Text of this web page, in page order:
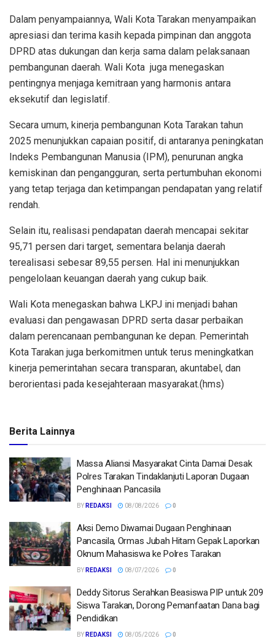
Dalam penyampaiannya, Wali Kota Tarakan menyampaikan
apresiasi dan terima kasih kepada pimpinan dan anggota
DPRD atas dukungan dan kerja sama dalam pelaksanaan
pembangunan daerah. Wali Kota juga menegaskan
pentingnya menjaga kemitraan yang harmonis antara
eksekutif dan legislatif.
Secara umum, kinerja pembangunan Kota Tarakan tahun
2025 menunjukkan capaian positif, di antaranya peningkatan
Indeks Pembangunan Manusia (IPM), penurunan angka
kemiskinan dan pengangguran, serta pertumbuhan ekonomi
yang tetap terjaga dan ketimpangan pendapatan yang relatif
rendah.
Selain itu, realisasi pendapatan daerah mencapai sekitar
95,71 persen dari target, sementara belanja daerah
terealisasi sebesar 89,55 persen. Hal ini menunjukkan
pengelolaan keuangan daerah yang cukup baik.
Wali Kota menegaskan bahwa LKPJ ini menjadi bahan
evaluasi dan pengawasan DPRD serta dasar perbaikan
dalam perencanaan pembangunan ke depan. Pemerintah
Kota Tarakan juga berkomitmen untuk terus meningkatkan
kinerja pemerintahan secara transparan, akuntabel, dan
berorientasi pada kesejahteraan masyarakat.(hms)
Berita Lainnya
Massa Aliansi Masyarakat Cinta Damai Desak
Polres Tarakan Tindaklanjuti Laporan Dugaan
Penghinaan Pancasila
BY REDAKSI 08/08/2026 0
Aksi Demo Diwarnai Dugaan Penghinaan
Pancasila, Ormas Jubah Hitam Gepak Laporkan
Oknum Mahasiswa ke Polres Tarakan
BY REDAKSI 08/07/2026 0
Deddy Sitorus Serahkan Beasiswa PIP untuk 209
Siswa Tarakan, Dorong Pemanfaatan Dana bagi
Pendidikan
BY REDAKSI 08/05/2026 0